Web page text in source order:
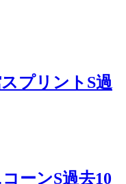
プリントS過
ーンS過去10